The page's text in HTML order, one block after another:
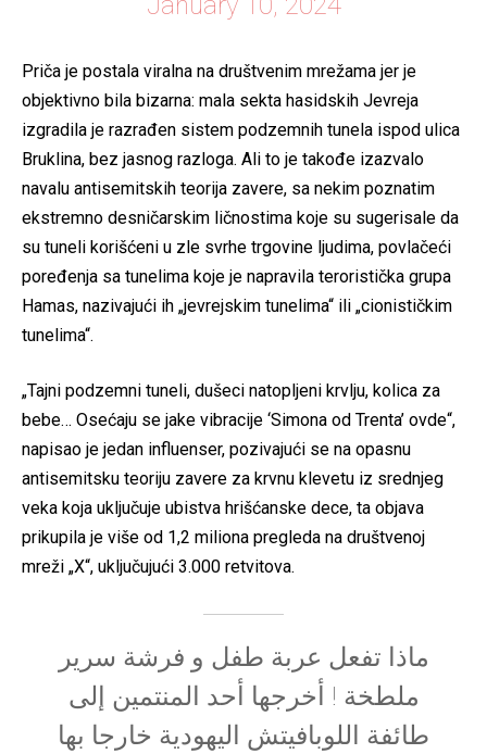
Priča je postala viralna na društvenim mrežama jer je
objektivno bila bizarna: mala sekta hasidskih Jevreja
izgradila je razrađen sistem podzemnih tunela ispod ulica
Bruklina, bez jasnog razloga. Ali to je takođe izazvalo
navalu antisemitskih teorija zavere, sa nekim poznatim
ekstremno desničarskim ličnostima koje su sugerisale da
su tuneli korišćeni u zle svrhe trgovine ljudima, povlačeći
poređenja sa tunelima koje je napravila teroristička grupa
Hamas, nazivajući ih „jevrejskim tunelima“ ili „cionističkim
tunelima“.
„Tajni podzemni tuneli, dušeci natopljeni krvlju, kolica za
bebe… Osećaju se jake vibracije ‘Simona od Trenta’ ovde“,
napisao je jedan influenser, pozivajući se na opasnu
antisemitsku teoriju zavere za krvnu klevetu iz srednjeg
veka koja uključuje ubistva hrišćanske dece, ta objava
prikupila je više od 1,2 miliona pregleda na društvenoj
mreži „X“, uključujući 3.000 retvitova.
ماذا تفعل عربة طفل و فرشة سرير
ملطخة ! أخرجها أحد المنتمين إلى
طائفة اللوبافيتش اليهودية خارجا بها